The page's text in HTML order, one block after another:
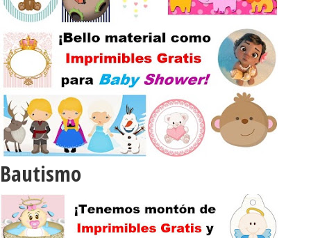
Bautismo